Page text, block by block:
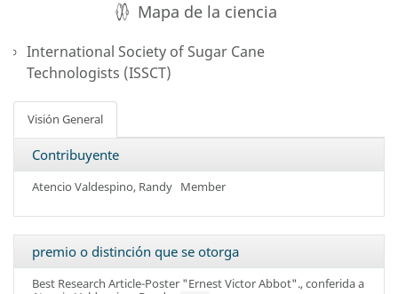
Mapa de la ciencia
International Society of Sugar Cane
Technologists (ISSCT)
Visión General
Contribuyente
Atencio Valdespino, Randy Member
premio o distinción que se otorga
Best Research Article-Poster "Ernest Victor Abbot"., conferida a